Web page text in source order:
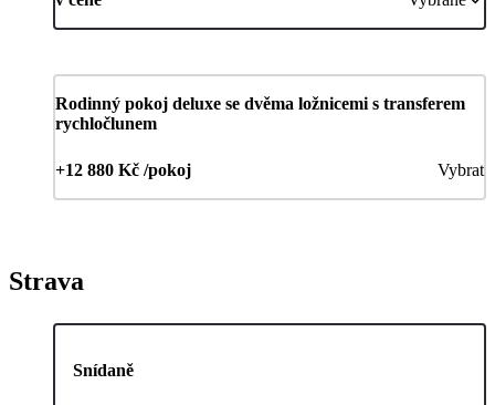
Rodinný pokoj deluxe se dvěma ložnicemi s transferem
rychločlunem
+12 880 Kč /pokoj Vybrat
Strava
Snídaně